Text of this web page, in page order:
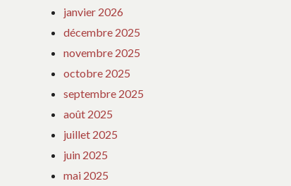
janvier 2026
décembre 2025
novembre 2025
octobre 2025
septembre 2025
août 2025
juillet 2025
juin 2025
mai 2025